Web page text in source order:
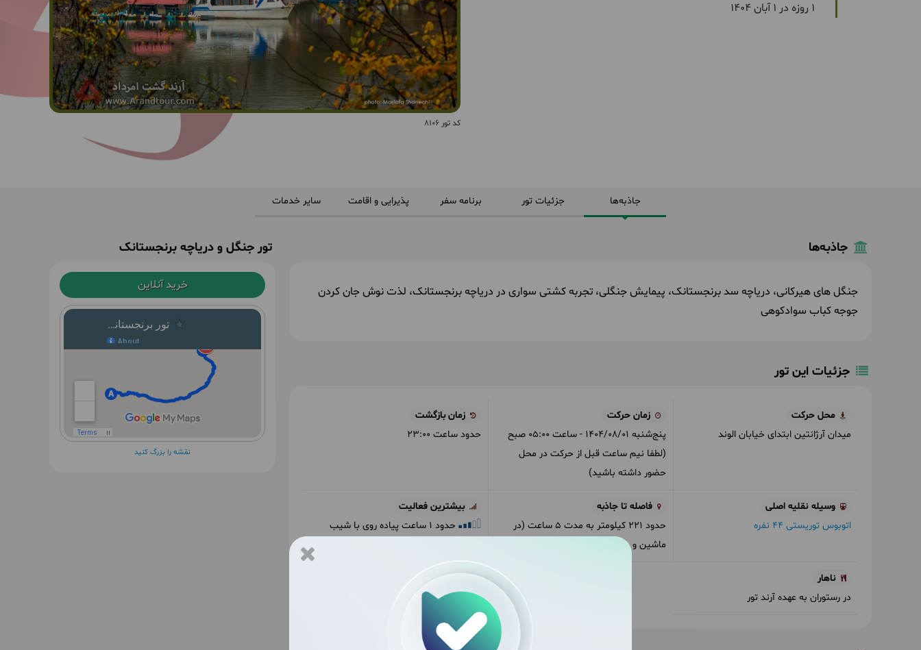
کد تور 8106
1 روزه در 1 آبان 1404
جاذبه‌ها جزئیات تور برنامه سفر پذیرایی و اقامت سایر خدمات
جاذبه‌ها
جنگل های هیرکانی، دریاچه سد برنجستانک، پیمایش جنگلی، تجربه کشتی سواری در دریاچه برنجستانک، لذت نوش جان کردن
جوجه کباب سوادکوهی
جزئیات این تور
محل حرکت
میدان آرژانتین ابتدای خیابان الوند
زمان حرکت
پنج‌شنبه 1404/08/01 - ساعت 05:00 صبح
(لطفا نیم ساعت قبل از حرکت در محل
حضور داشته باشید)
زمان بازگشت
حدود ساعت 23:00
وسیله نقلیه اصلی
اتوبوس توریستی 44 نفره
فاصله تا جاذبه
حدود 221 کیلومتر به مدت 5 ساعت (در
ماشین و در شرایط عادی جاده)
بیشترین فعالیت
حدود 1 ساعت پیاده روی با شیب
ناهار
در رستوران به عهده آرند تور
تور جنگل و دریاچه برنجستانک
خرید آنلاین
نقشه را بزرگ کنید